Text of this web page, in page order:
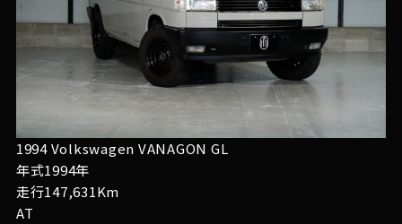
1994 Volkswagen VANAGON GL
年式1994年
走行147,631Km
AT